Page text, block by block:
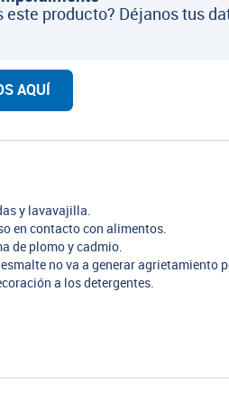
este producto? Déjanos tus
AQUÍ
y lavavajilla.
en contacto con alimentos.
de plomo y cadmio.
no va a generar agrietamiento
a los detergentes.